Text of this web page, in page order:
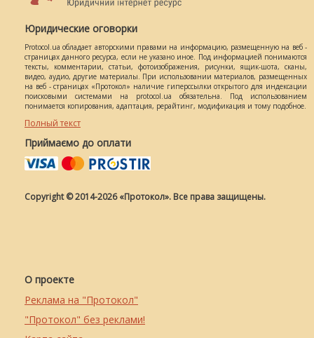
Юридические оговорки
Protocol.ua обладает авторскими правами на информацию, размещенную на веб -
страницах данного ресурса, если не указано иное. Под информацией понимаются
тексты, комментарии, статьи, фотоизображения, рисунки, ящик-шота, сканы,
видео, аудио, другие материалы. При использовании материалов, размещенных
на веб - страницах «Протокол» наличие гиперссылки открытого для индексации
поисковыми системами на protocol.ua обязательна. Под использованием
понимается копирования, адаптация, рерайтинг, модификация и тому подобное.
Полный текст
Приймаємо до оплати
Copyright © 2014-2026 «Протокол». Все права защищены.
О проекте
Реклама на "Протокол"
"Протокол" без реклами!